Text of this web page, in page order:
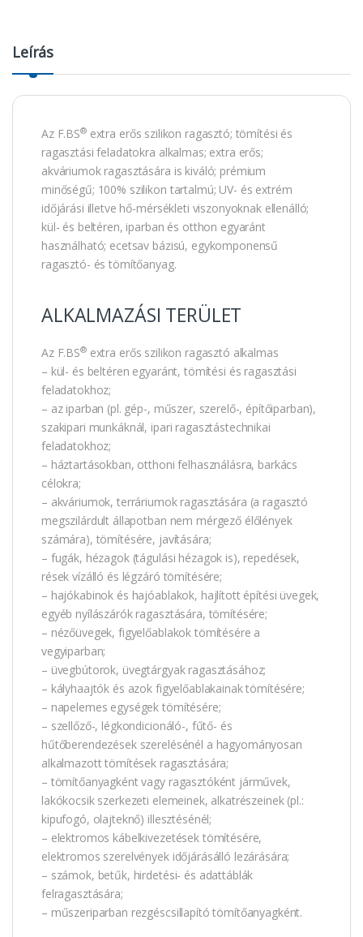
Leírás
Az F.BS®extra erős szilikon ragasztó; tömítési és
ragasztási feladatokra alkalmas; extra erős;
akváriumok ragasztására is kiváló; prémium
minőségű; 100% szilikon tartalmú; UV- és extrém
időjárási illetve hő-mérsékleti viszonyoknak ellenálló;
kül- és beltéren, iparban és otthon egyaránt
használható; ecetsav bázisú, egykomponensű
ragasztó- és tömítőanyag.
ALKALMAZÁSI TERÜLET
Az F.BS®extra erős szilikon ragasztó alkalmas
– kül- és beltéren egyaránt, tömítési és ragasztási
feladatokhoz;
– az iparban (pl. gép-, műszer, szerelő-, építőiparban),
szakipari munkáknál, ipari ragasztástechnikai
feladatokhoz;
– háztartásokban, otthoni felhasználásra, barkács
célokra;
– akváriumok, terráriumok ragasztására (a ragasztó
megszilárdult állapotban nem mérgező élőlények
számára), tömítésére, javítására;
– fugák, hézagok (tágulási hézagok is), repedések,
rések vízálló és légzáró tömítésére;
– hajókabinok és hajóablakok, hajlított építési üvegek,
egyéb nyílászárók ragasztására, tömítésére;
– nézőüvegek, figyelőablakok tömítésére a
vegyiparban;
– üvegbútorok, üvegtárgyak ragasztásához;
– kályhaajtók és azok figyelőablakainak tömítésére;
– napelemes egységek tömítésére;
– szellőző-, légkondicionáló-, fűtő- és
hűtőberendezések szerelésénél a hagyományosan
alkalmazott tömítések ragasztására;
– tömítőanyagként vagy ragasztóként járművek,
lakókocsik szerkezeti elemeinek, alkatrészeinek (pl.:
kipufogó, olajteknő) illesztésénél;
– elektromos kábelkivezetések tömítésére,
elektromos szerelvények időjárásálló lezárására;
– számok, betűk, hirdetési- és adattáblák
felragasztására;
– műszeriparban rezgéscsillapító tömítőanyagként.